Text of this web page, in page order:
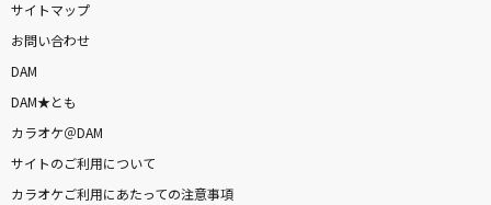
サイトマップ
お問い合わせ
DAM
DAM★とも
カラオケ＠DAM
サイトのご利用について
カラオケご利用にあたっての注意事項